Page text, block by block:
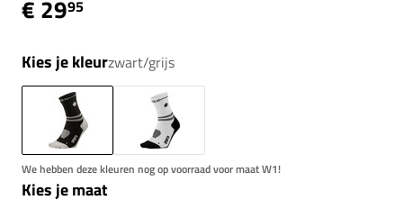
€ 2995
Kies je kleurzwart/grijs
We hebben deze kleuren nog op voorraad voor maat W1!
Kies je maat